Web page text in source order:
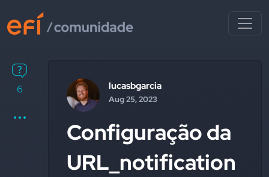
6 lucasbgarcia
Aug 25, 2023
Configuração da
URL_notification